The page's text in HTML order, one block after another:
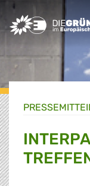
Greens/EFA Home